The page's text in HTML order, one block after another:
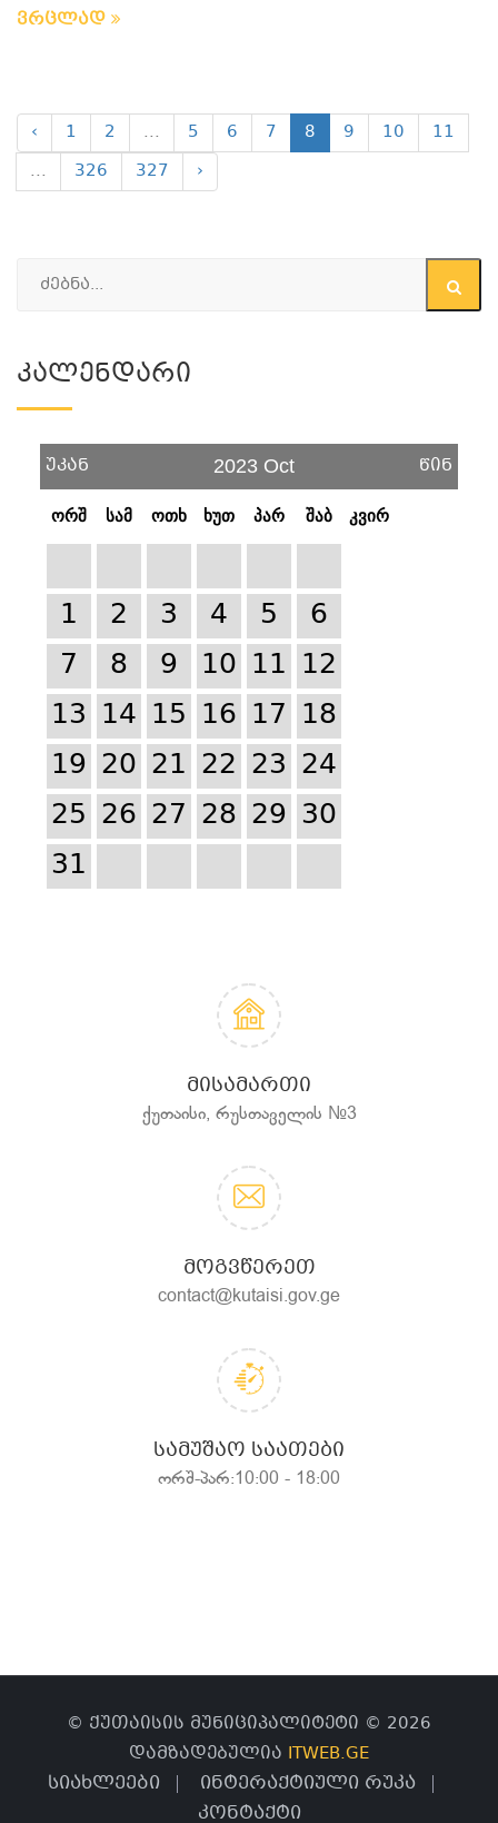
ვრცლად
‹ 1 2 ... 5 6 7 8 9 10
11
...
326 327 ›
Კალენდარი
უკან 2023 Oct წინ
ორშ სამ ოთხ ხუთ პარ შაბ კვირ
1 2 3 4 5
6
7
8 9 10 11 12
13 14 15 16 17 18
19 20 21 22 23 24
25 26 27 28 29 30
31
ᲛᲘᲡᲐᲛᲐᲠᲗᲘ
ქუთაისი, რუსთაველის №3
ᲛᲝᲒᲕᲬᲔᲠᲔᲗ
contact@kutaisi.gov.ge
ᲡᲐᲛᲣᲨᲐᲝ ᲡᲐᲐᲗᲔᲑᲘ
ორშ-პარ:10:00 - 18:00
© ქუთაისის მუნიციპალიტეტი © 2026
დამზადებულია ITWEB.GE
სიახლეები
ინტერაქტიული რუკა
კონტაქტი